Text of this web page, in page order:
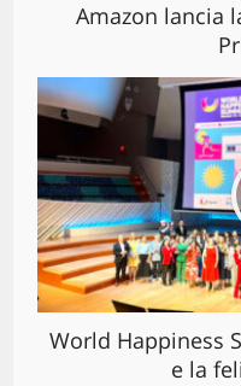
Amazon lancia
World Happiness
e la